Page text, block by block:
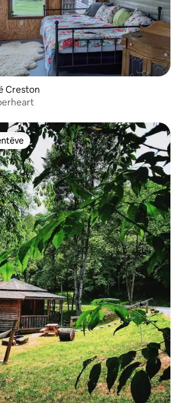
Creston
të klientëve